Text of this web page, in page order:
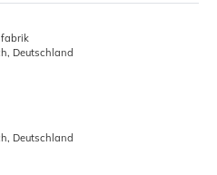
Deutschland
Deutschland